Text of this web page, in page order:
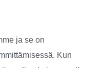
ja se on
Kun